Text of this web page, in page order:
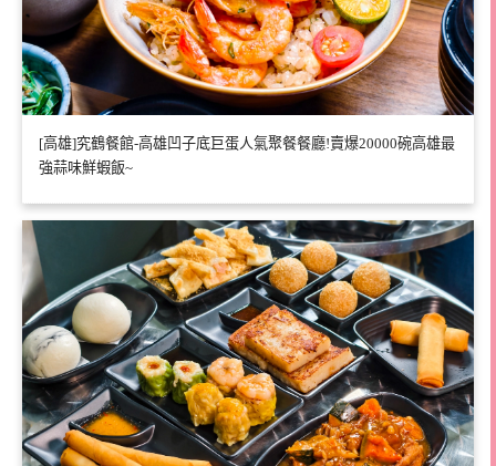
[高雄]究鶴餐館-高雄凹子底巨蛋人氣聚餐餐廳!賣爆20000碗高雄最
強蒜味鮮蝦飯~